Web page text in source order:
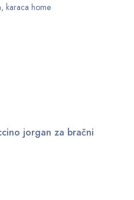
, karaca home
jorgan za bračni